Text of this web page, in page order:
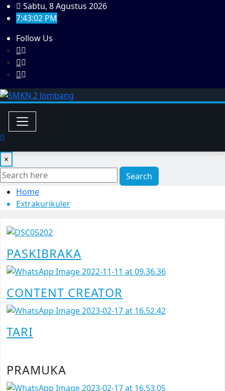
Skip
to
Sabtu, 8 Agustus 2026
7:43:02 PM
Follow Us
×
Search
Home
Extrakurikuler
PASKIBRAKA
CONTENT CREATOR
TARI
PRAMUKA